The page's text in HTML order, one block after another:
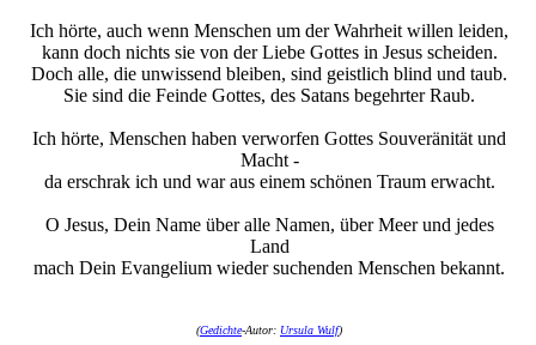
Ich hörte, auch wenn Menschen um der Wahrheit willen leiden,
kann doch nichts sie von der Liebe Gottes in Jesus scheiden.
Doch alle, die unwissend bleiben, sind geistlich blind und taub.
Sie sind die Feinde Gottes, des Satans begehrter Raub.
Ich hörte, Menschen haben verworfen Gottes Souveränität und
Macht -
da erschrak ich und war aus einem schönen Traum erwacht.
O Jesus, Dein Name über alle Namen, über Meer und jedes
Land
mach Dein Evangelium wieder suchenden Menschen bekannt.
(Gedichte-Autor: Ursula Wulf)